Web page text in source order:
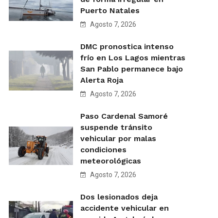
Puerto Natales
Agosto 7, 2026
DMC pronostica intenso
frío en Los Lagos mientras
San Pablo permanece bajo
Alerta Roja
Agosto 7, 2026
Paso Cardenal Samoré
suspende tránsito
vehicular por malas
condiciones
meteorológicas
Agosto 7, 2026
Dos lesionados deja
accidente vehicular en